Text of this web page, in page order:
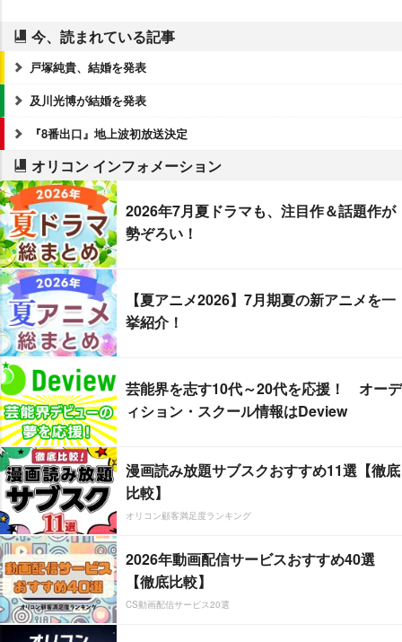
今、読まれている記事
戸塚純貴、結婚を発表
及川光博が結婚を発表
『8番出口』地上波初放送決定
オリコン インフォメーション
2026年7月夏ドラマも、注目作＆話題作が
勢ぞろい！
【夏アニメ2026】7月期夏の新アニメを一
挙紹介！
芸能界を志す10代～20代を応援！ オーデ
ィション・スクール情報はDeview
漫画読み放題サブスクおすすめ11選【徹底
比較】
オリコン顧客満足度ランキング
2026年動画配信サービスおすすめ40選
【徹底比較】
CS動画配信サービス20選